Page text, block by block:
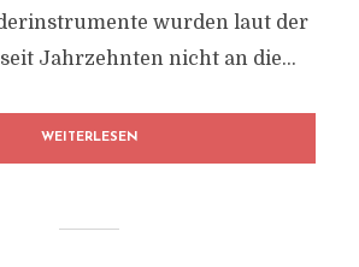
wurden laut der
Jahrzehnten nicht an die...
WEITERLESEN